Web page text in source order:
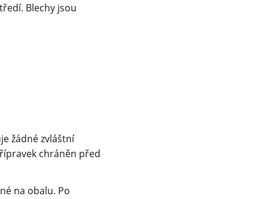
Blechy jsou
žádné zvláštní
chráněn před
na obalu. Po